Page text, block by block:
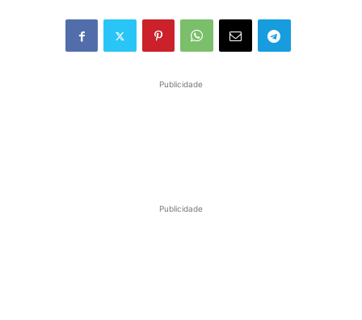
Publicidade
Publicidade